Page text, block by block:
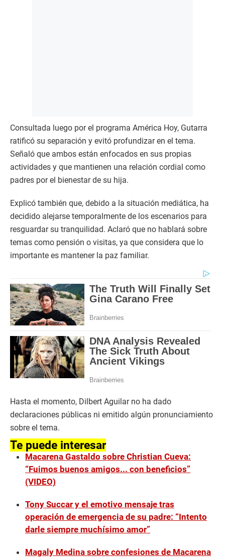
Consultada luego por el programa América Hoy, Gutarra
ratificó su separación y evitó profundizar en el tema.
Señaló que ambos están enfocados en sus propias
actividades y que mantienen una relación cordial como
padres por el bienestar de su hija.
Explicó también que, debido a la situación mediática, ha
decidido alejarse temporalmente de los escenarios para
resguardar su tranquilidad. Aclaró que no hablará sobre
temas como pensión o visitas, ya que considera que lo
importante es mantener la paz familiar.
Hasta el momento, Dilbert Aguilar no ha dado
declaraciones públicas ni emitido algún pronunciamiento
sobre el tema.
Te puede interesar
Macarena Gastaldo sobre Christian Cueva:
“Fuimos buenos amigos... con beneficios”
(VIDEO)
Tony Succar y el emotivo mensaje tras
operación de emergencia de su padre: “Intento
darle siempre muchísimo amor”
Magaly Medina sobre confesiones de Macarena